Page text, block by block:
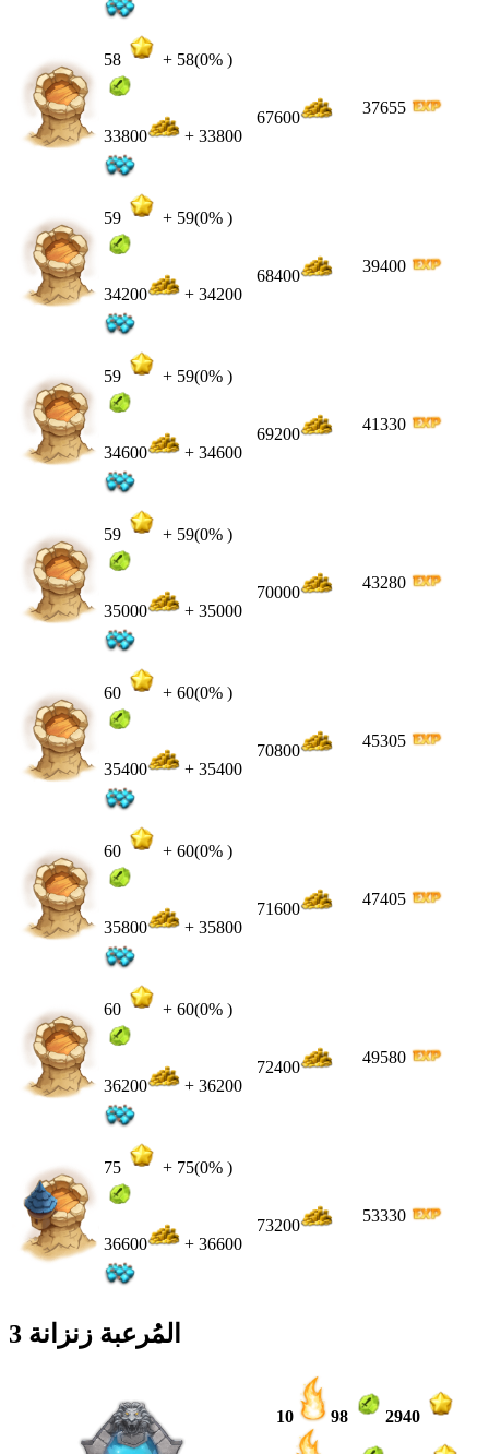
58 + 58(0% )
33800 + 33800
67600
37655
59 + 59(0% )
34200 + 34200
68400
39400
59 + 59(0% )
34600 + 34600
69200
41330
59 + 59(0% )
35000 + 35000
70000
43280
60 + 60(0% )
35400 + 35400
70800
45305
60 + 60(0% )
35800 + 35800
71600
47405
60 + 60(0% )
36200 + 36200
72400
49580
75 + 75(0% )
36600 + 36600
73200
53330
المُرعبة زنزانة 3
10 98 2940